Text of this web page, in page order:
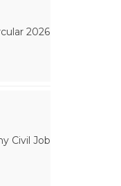
2026
Civil Job